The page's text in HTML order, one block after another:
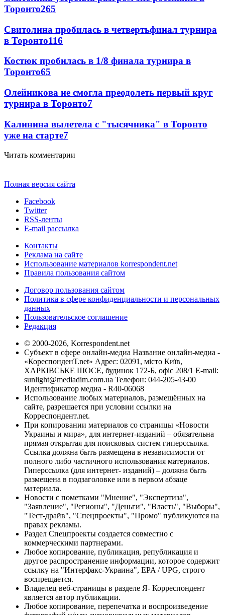
Торонто265
Свитолина пробилась в четвертьфинал турнира
в Торонто116
Костюк пробилась в 1/8 финала турнира в
Торонто65
Олейникова не смогла преодолеть первый круг
турнира в Торонто7
Калинина вылетела с "тысячника" в Торонто
уже на старте7
Читать комментарии
Полная версия сайта
Facebook
Twitter
RSS-ленты
E-mail рассылка
Контакты
Реклама на сайте
Использование материалов korrespondent.net
Правила пользования сайтом
Договор пользования сайтом
Политика в сфере конфиденциальности и персональных
данных
Пользовательское соглашение
Редакция
© 2000-2026, Korrespondent.net
Субъект в сфере онлайн-медиа Название онлайн-медиа -
«КореспонденТ.net» Адрес: 02091, місто Київ,
ХАРКІВСЬКЕ ШОСЕ, будинок 172-Б, офіс 208/1 E-mail:
sunlight@mediadim.com.ua Телефон: 044-205-43-00
Идентификатор медиа - R40-06068
Использование любых материалов, размещённых на
сайте, разрешается при условии ссылки на
Корреспондент.net.
При копировании материалов со страницы «Новости
Украины и мира», для интернет-изданий – обязательна
прямая открытая для поисковых систем гиперссылка.
Ссылка должна быть размещена в независимости от
полного либо частичного использования материалов.
Гиперссылка (для интернет- изданий) – должна быть
размещена в подзаголовке или в первом абзаце
материала.
Новости с пометками "Мнение", "Экспертиза",
"Заявление", "Регионы", "Деньги", "Власть", "Выборы",
"Тест-драйв", "Спецпроекты", "Промо" публикуются на
правах рекламы.
Раздел Спецпроекты создается совместно с
коммерческими партнерами.
Любое копирование, публикация, републикация и
другое распространение информации, которое содержит
ссылку на "Интерфакс-Украина", EPA / UPG, строго
воспрещается.
Владелец веб-страницы в разделе Я- Корреспондент
является автор публикации.
Любое копирование, перепечатка и воспроизведение